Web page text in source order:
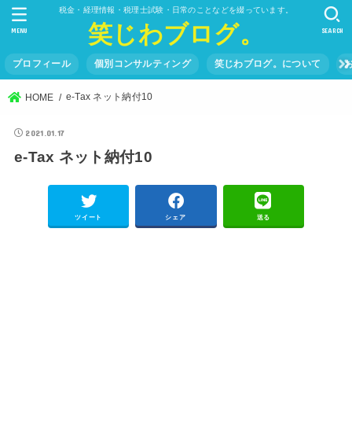
税金・経理情報・税理士試験・日常のことなどを綴っています。
笑じわブログ。
プロフィール 個別コンサルティング 笑じわブログ。について
SEARCH
MENU
HOME e-Tax ネット納付10
2021.01.17
e-Tax ネット納付10
ツイート シェア 送る